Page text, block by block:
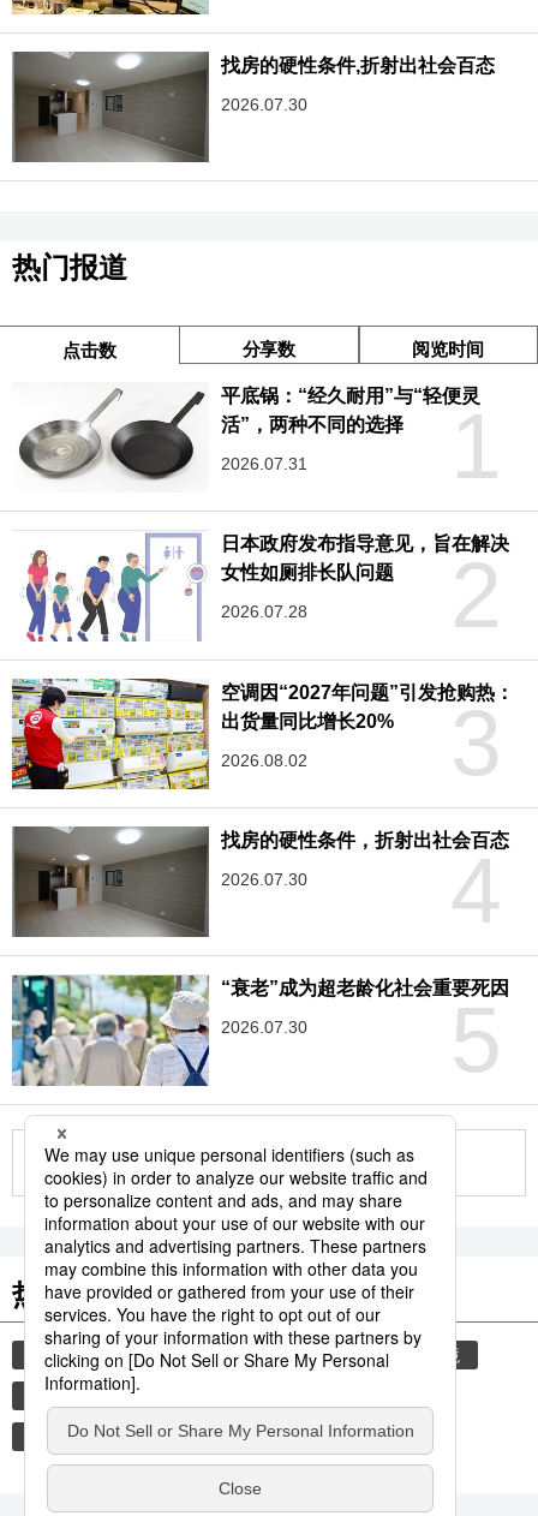
找房的硬性条件,折射出社会百态
2026.07.30
热门报道
点击数 分享数 阅览时间
1
平底锅：“经久耐用”与“轻便灵
活”，两种不同的选择
2026.07.31
2
日本政府发布指导意见，旨在解决
女性如厕排长队问题
2026.07.28
3
空调因“2027年问题”引发抢购热：
出货量同比增长20%
2026.08.02
4
找房的硬性条件，折射出社会百态
2026.07.30
5
“衰老”成为超老龄化社会重要死因
2026.07.30
更多
热门关键词
饮食 时事社新闻 生活与旅游 自然与环境
中华料理
日本料理 炒锅